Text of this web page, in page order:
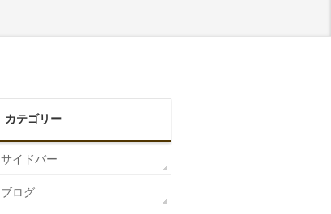
カテゴリー
サイドバー
ブログ